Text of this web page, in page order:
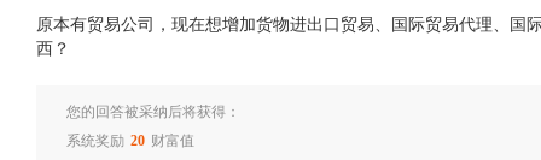
原本有贸易公司，现在想增加货物进出口贸易、国际贸易代理、国
西？
您的回答被采纳后将获得：
系统奖励 20 财富值